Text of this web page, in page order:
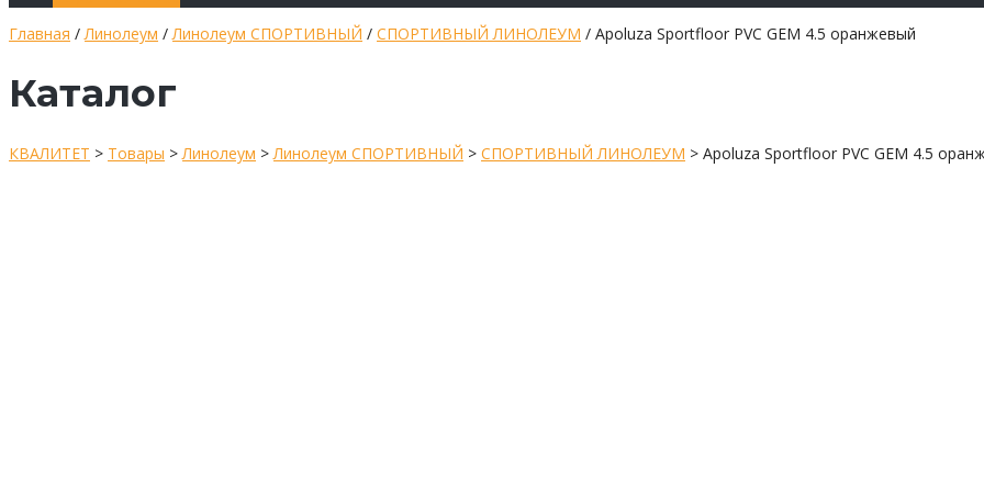
Главная /Линолеум /Линолеум СПОРТИВНЫЙ / СПОРТИВНЫЙ ЛИНОЛЕУМ / Apoluza Sportfloor PVC GEM 4.5 оранжевый
Каталог
КВАЛИТЕТ > Товары >Линолеум >Линолеум СПОРТИВНЫЙ > СПОРТИВНЫЙ ЛИНОЛЕУМ > Apoluza Sportfloor PVC GEM 4.5